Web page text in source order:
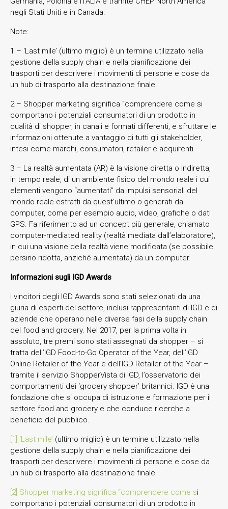
negli Stati Uniti e in Canada.
Note:
1 – ‘Last mile’ (ultimo miglio) è un termine utilizzato nella
gestione della supply chain e nella pianificazione dei
trasporti per descrivere i movimenti di persone e cose da
un hub di trasporto alla destinazione finale.
2 – Shopper marketing significa “comprendere come si
comportano i potenziali consumatori di un prodotto in
qualità di shopper, in canali e formati differenti, e sfruttare le
informazioni ottenute a vantaggio di tutti gli stakeholder,
intesi come marchi, consumatori, retailer e acquirenti
3 – La realtà aumentata (AR) è la visione diretta o indiretta,
in tempo reale, di un ambiente fisico del mondo reale i cui
elementi vengono “aumentati” da impulsi sensoriali del
mondo reale estratti da quest’ultimo o generati da
computer, come per esempio audio, video, grafiche o dati
GPS. Fa riferimento ad un concept più generale, chiamato
computer-mediated reality (realtà mediata dall’elaboratore),
in cui una visione della realtà viene modificata (se possibile
persino ridotta, anziché aumentata) da un computer.
Informazioni sugli IGD Awards
I vincitori degli IGD Awards sono stati selezionati da una
giuria di esperti del settore, inclusi rappresentanti di IGD e di
aziende che operano nelle diverse fasi della supply chain
del food and grocery. Nel 2017, per la prima volta in
assoluto, tre premi sono stati assegnati da shopper – si
tratta dell’IGD Food-to-Go Operator of the Year, dell’IGD
Online Retailer of the Year e dell’IGD Retailer of the Year –
tramite il servizio ShopperVista di IGD, l’osservatorio dei
comportamenti dei ‘grocery shopper’ britannici. IGD è una
fondazione che si occupa di istruzione e formazione per il
settore food and grocery e che conduce ricerche a
beneficio del pubblico.
[1] ‘Last mile’ (ultimo miglio) è un termine utilizzato nella
gestione della supply chain e nella pianificazione dei
trasporti per descrivere i movimenti di persone e cose da
un hub di trasporto alla destinazione finale.
[2] Shopper marketing significa “comprendere come si
comportano i potenziali consumatori di un prodotto in